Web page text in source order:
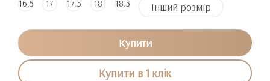
16.5 17 17.5 18 18.5 Інший розмір
Купити
Купити в 1 клік